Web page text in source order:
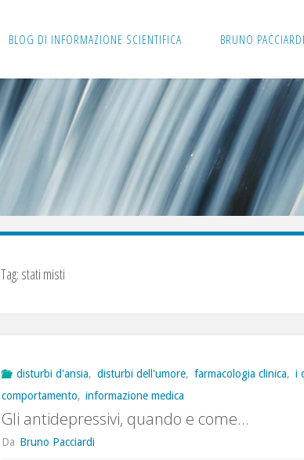
BLOG DI INFORMAZIONE SCIENTIFICA BRUNO PACCIARDI
Tag: stati misti
disturbi d'ansia, disturbi dell'umore, farmacologia clinica, i
comportamento, informazione medica
Gli antidepressivi, quando e come…
Da Bruno Pacciardi